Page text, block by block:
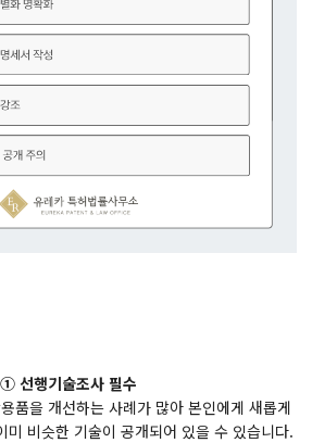
① 선행기술조사 필수
품을 개선하는 사례가 많아 본인에게 새롭게
미 비슷한 기술이 공개되어 있을 수 있습니다.